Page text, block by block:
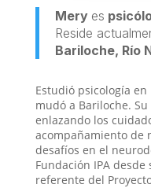
Mery es
Reside
Bariloche, Río
Estudió psicología
mudó a Bariloche.
enlazando los
acompañamiento de
desafíos en el
Fundación IPA desde
referente del